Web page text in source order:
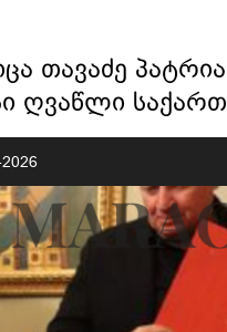
თავაძე
ღვაწლი